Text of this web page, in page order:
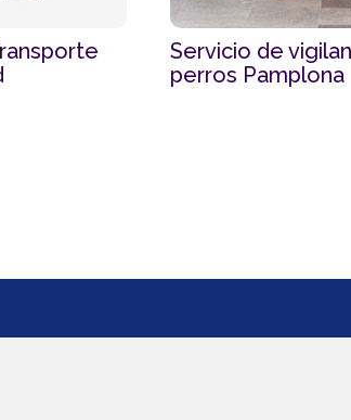
Servicio de
perros Pamplona